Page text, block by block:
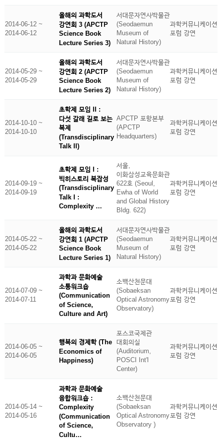
2014-06-12 ~
2014-06-12
올해의 과학도서
강연회 3 (APCTP
Science Book
Lecture Series 3)
서대문자연사박물관
(Seodaemun
Museum of
Natural History)
과학커뮤니케이션
포럼 강연
2014-05-29 ~
2014-05-29
올해의 과학도서
강연회 2 (APCTP
Science Book
Lecture Series 2)
서대문자연사박물관
(Seodaemun
Museum of
Natural History)
과학커뮤니케이션
포럼 강연
2014-10-10 ~
2014-10-10
초학제 모임 II :
다섯 갈래 길로 보는
복제
(Transdisciplinary
Talk II)
APCTP 포항본부
(APCTP
Headquarters)
과학커뮤니케이션
포럼 강연
2014-09-19 ~
2014-09-19
초학제 모임 I :
빅히스토리 복잡성
(Transdisciplinary
Talk I :
Complexity …
서울,
이화삼성교육문화관
622호 (Seoul,
Ewha of World
and Global History
Bldg. 622)
과학커뮤니케이션
포럼 강연
2014-05-22 ~
2014-05-22
올해의 과학도서
강연회 1 (APCTP
Science Book
Lecture Series 1)
서대문자연사박물관
(Seodaemun
Museum of
Natural History)
과학커뮤니케이션
포럼 강연
2014-07-09 ~
2014-07-11
과학과 문화예술
소통워크숍
(Communication
of Science,
Culture and Art)
소백산천문대
(Sobaeksan
Optical Astronomy
Observatory)
과학커뮤니케이션
포럼 강연
2014-06-05 ~
2014-06-05
행복의 경제학 (The
Economics of
Happiness)
포스코국제관
대회의실
(Auditorium,
POSCI Int'l
Center)
과학커뮤니케이션
포럼 강연
2014-05-14 ~
2014-05-16
과학과 문화예술
융합워크숍 :
Complexity
(Communication
of Science,
Cultu…
소백산천문대
(Sobaeksan
Optical Astronomy
Observatory )
과학커뮤니케이션
포럼 강연